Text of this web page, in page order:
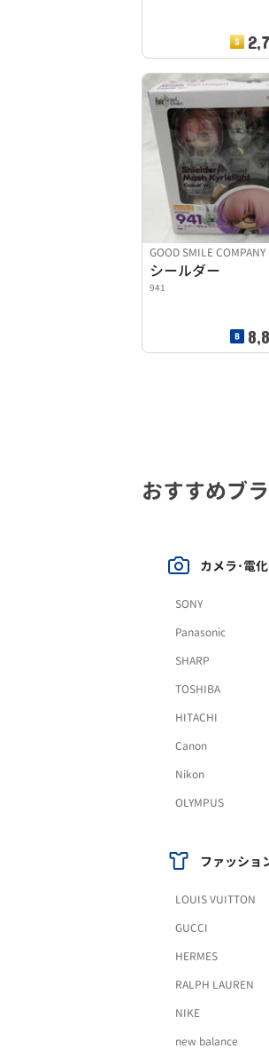
GOOD SMILE COMPANY
シールダー
941
おすすめブ
カメラ･電
SONY
Panasonic
SHARP
TOSHIBA
HITACHI
Canon
Nikon
OLYMPUS
ファッショ
LOUIS VUITTON
GUCCI
HERMES
RALPH LAUREN
NIKE
new balance